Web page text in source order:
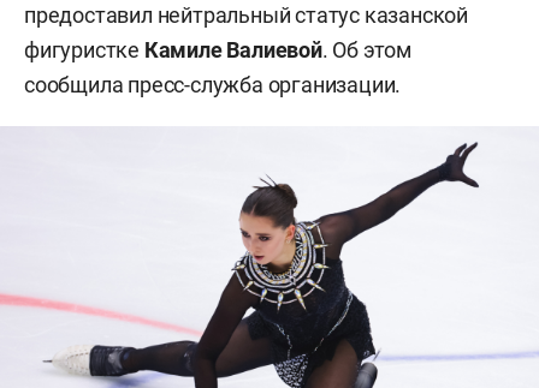
предоставил нейтральный статус казанской
фигуристке Камиле Валиевой. Об этом
сообщила пресс-служба организации.